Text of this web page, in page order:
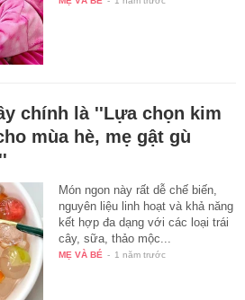
chính là ''Lựa chọn kim
mùa hè, mẹ gật gù
Món ngon này rất dễ chế biến,
nguyên liệu linh hoạt và khả năng
kết hợp đa dạng với các loại trái
cây, sữa, thảo mộc...
MẸ VÀ BÉ - 1 năm trước